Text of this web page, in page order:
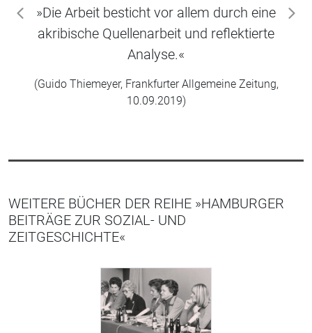
»Die Arbeit besticht vor allem durch eine
akribische Quellenarbeit und reflektierte
Analyse.«
(Guido Thiemeyer, Frankfurter Allgemeine Zeitung,
10.09.2019)
zurück
WEITERE BÜCHER DER REIHE »HAMBURGER
BEITRÄGE ZUR SOZIAL- UND
ZEITGESCHICHTE«